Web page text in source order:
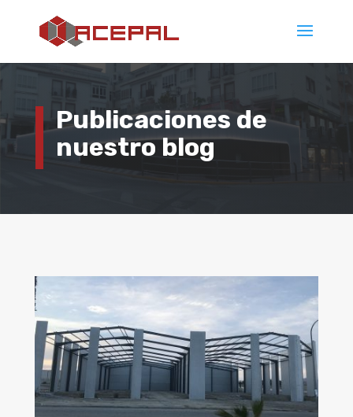
Publicaciones de
nuestro blog